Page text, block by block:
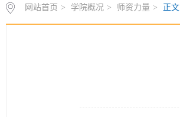
网站首页 > 学院概况 > 师资力量 > 正文